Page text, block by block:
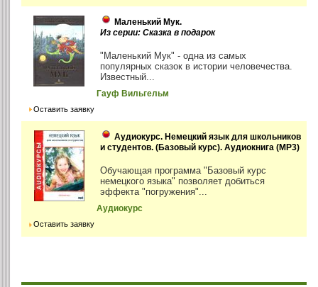
Маленький Мук.
Из серии: Сказка в подарок
"Маленький Мук" - одна из самых
популярных сказок в истории человечества.
Известный...
Гауф Вильгельм
Оставить заявку
Аудиокурс. Немецкий язык для школьников
и студентов. (Базовый курс). Аудиокнига (MP3)
Обучающая программа "Базовый курс
немецкого языка" позволяет добиться
эффекта "погружения"...
Аудиокурс
Оставить заявку